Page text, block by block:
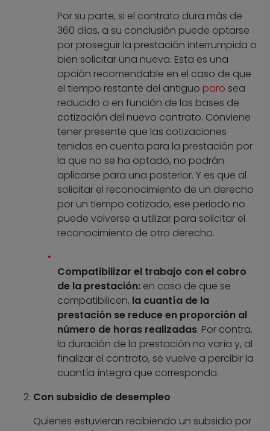
Por su parte, si el contrato dura más de
360 días, a su conclusión puede optarse
por proseguir la prestación interrumpida o
bien solicitar una nueva. Esta es una
opción recomendable en el caso de que
el tiempo restante del antiguo paro sea
reducido o en función de las bases de
cotización del nuevo contrato. Conviene
tener presente que las cotizaciones
tenidas en cuenta para la prestación por
la que no se ha optado, no podrán
aplicarse para una posterior. Y es que al
solicitar el reconocimiento de un derecho
por un tiempo cotizado, ese periodo no
puede volverse a utilizar para solicitar el
reconocimiento de otro derecho.
Compatibilizar el trabajo con el cobro
de la prestación: en caso de que se
compatibilicen, la cuantía de la
prestación se reduce en proporción al
número de horas realizadas. Por contra,
la duración de la prestación no varía y, al
finalizar el contrato, se vuelve a percibir la
cuantía íntegra que corresponda.
Con subsidio de desempleo
Quienes estuvieran recibiendo un subsidio por